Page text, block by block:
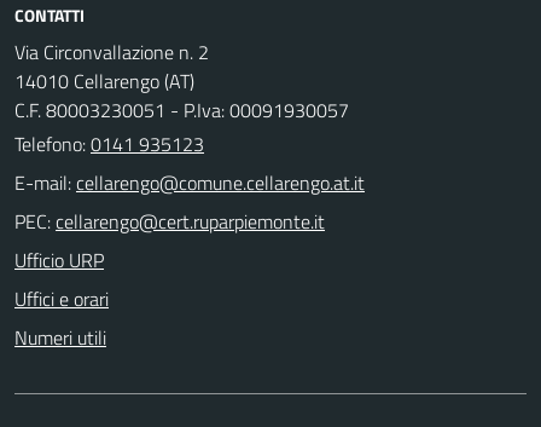
CONTATTI
Via Circonvallazione n. 2
14010 Cellarengo (AT)
C.F. 80003230051 - P.Iva: 00091930057
Telefono:0141 935123
E-mail:
PEC:
Ufficio URP
Uffici e orari
Numeri utili